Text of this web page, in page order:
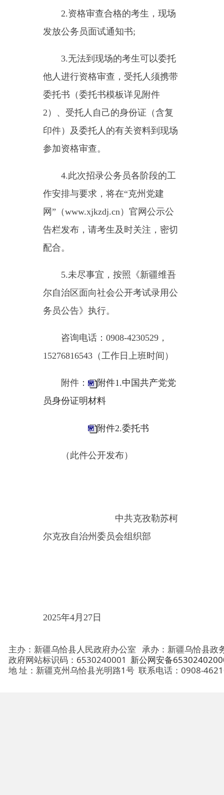
15276816543（工作日上班时间）
员身份证明材料
附件2.委托书
（此件公开发布）
尔克孜自治州委员会组织部
2025年4月27日
主办：新疆乌恰县人民政府办公室承办：新疆乌恰县政务服务
政府网站标识码：6530240001 新公网安备65302402000101号
地 址：新疆克州乌恰县光明路1号联系电话：0908-4621030